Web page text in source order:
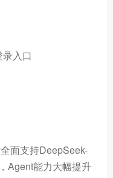
入口
面支持DeepSeek-
Agent能力大幅提升